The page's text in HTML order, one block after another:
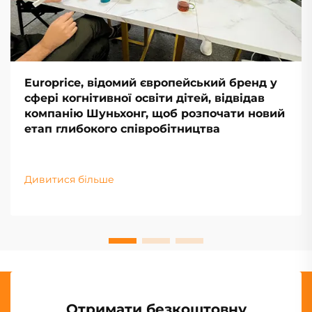
Europrice, відомий європейський бренд у
сфері когнітивної освіти дітей, відвідав
компанію Шуньхонг, щоб розпочати новий
етап глибокого співробітництва
Дивитися більше